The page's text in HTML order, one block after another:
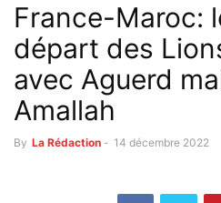
France-Maroc:
départ des
avec Aguerd
Amallah
By La Rédaction - 14 décembre 2022